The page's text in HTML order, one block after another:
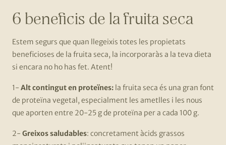
6 beneficis de la fruita seca
Estem segurs que quan llegeixis totes les propietats
beneficioses de la fruita seca, la incorporaràs a la teva dieta
si encara no ho has fet. Atent!
1- Alt contingut en proteïnes: la fruita seca és una gran font
de proteïna vegetal, especialment les ametlles i les nous
que aporten entre 20-25 g de proteïna per a cada 100 g.
2- Greixos saludables: concretament àcids grassos